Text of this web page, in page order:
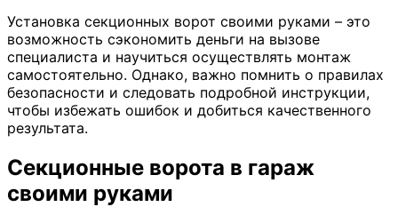
Установка секционных ворот своими руками – это
возможность сэкономить деньги на вызове
специалиста и научиться осуществлять монтаж
самостоятельно. Однако, важно помнить о правилах
безопасности и следовать подробной инструкции,
чтобы избежать ошибок и добиться качественного
результата.
Секционные ворота в гараж
своими руками